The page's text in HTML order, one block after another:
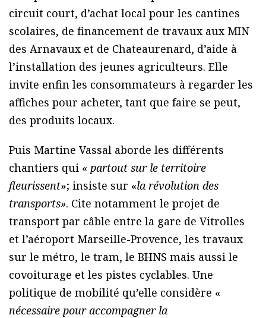
circuit court, d’achat local pour les cantines
scolaires, de financement de travaux aux MIN
des Arnavaux et de Chateaurenard, d’aide à
l’installation des jeunes agriculteurs. Elle
invite enfin les consommateurs à regarder les
affiches pour acheter, tant que faire se peut,
des produits locaux.
Puis Martine Vassal aborde les différents
chantiers qui « partout sur le territoire
fleurissent»; insiste sur «la révolution des
transports». Cite notamment le projet de
transport par câble entre la gare de Vitrolles
et l’aéroport Marseille-Provence, les travaux
sur le métro, le tram, le BHNS mais aussi le
covoiturage et les pistes cyclables. Une
politique de mobilité qu’elle considère «
nécessaire pour accompagner la